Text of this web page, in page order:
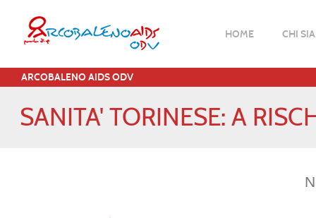
HOME CHI
ARCOBALENO AIDS ODV
SANITA' TORINESE: A